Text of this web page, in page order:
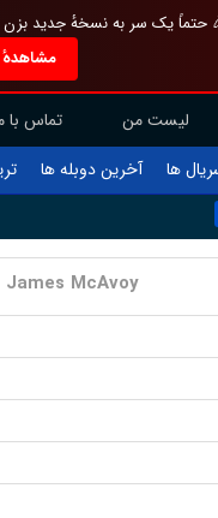
حتماً یک سر به نسخهٔ
لیست من
تماس با
ها آخرین دوبله ها
James McAvoy